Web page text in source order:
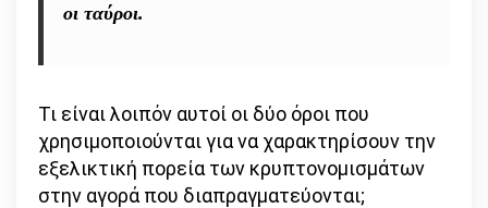
οι ταύροι.
Τι είναι λοιπόν αυτοί οι δύο όροι που
χρησιμοποιούνται για να χαρακτηρίσουν την
εξελικτική πορεία των κρυπτονομισμάτων
στην αγορά που διαπραγματεύονται;